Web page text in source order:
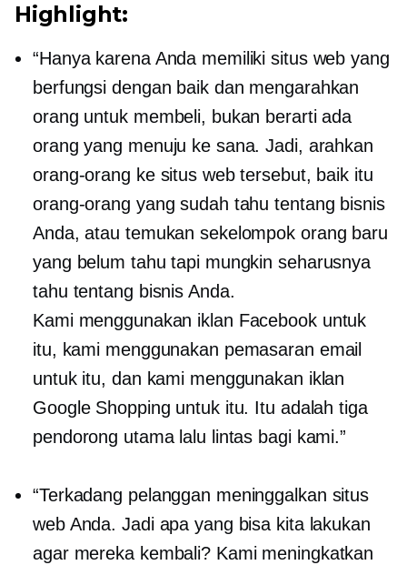
Highlight:
“Hanya karena Anda memiliki situs web yang
berfungsi dengan baik dan mengarahkan
orang untuk membeli, bukan berarti ada
orang yang menuju ke sana. Jadi, arahkan
orang-orang ke situs web tersebut, baik itu
orang-orang yang sudah tahu tentang bisnis
Anda, atau temukan sekelompok orang baru
yang belum tahu tapi mungkin seharusnya
tahu tentang bisnis Anda.
Kami menggunakan iklan Facebook untuk
itu, kami menggunakan pemasaran email
untuk itu, dan kami menggunakan iklan
Google Shopping untuk itu. Itu adalah tiga
pendorong utama lalu lintas bagi kami.”
“Terkadang pelanggan meninggalkan situs
web Anda. Jadi apa yang bisa kita lakukan
agar mereka kembali? Kami meningkatkan